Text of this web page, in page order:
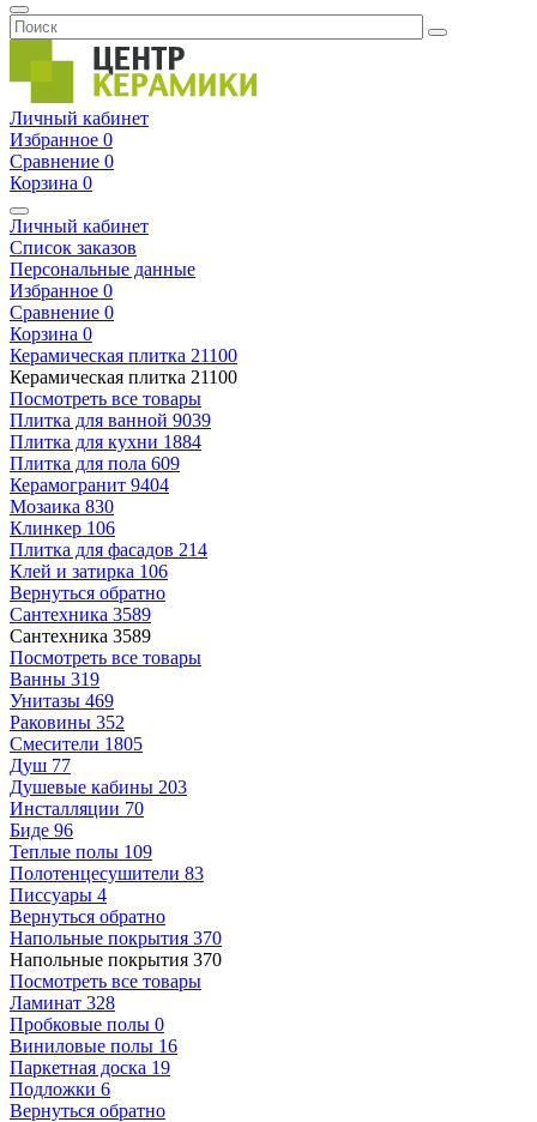
Личный кабинет
Избранное 0
Сравнение 0
Корзина 0
Личный кабинет
Список заказов
Персональные данные
Избранное 0
Сравнение 0
Корзина 0
Керамическая плитка 21100
Керамическая плитка 21100
Посмотреть все товары
Плитка для ванной 9039
Плитка для кухни 1884
Плитка для пола 609
Керамогранит 9404
Мозаика 830
Клинкер 106
Плитка для фасадов 214
Клей и затирка 106
Вернуться обратно
Сантехника 3589
Сантехника 3589
Посмотреть все товары
Ванны 319
Унитазы 469
Раковины 352
Смесители 1805
Душ 77
Душевые кабины 203
Инсталляции 70
Биде 96
Теплые полы 109
Полотенцесушители 83
Писсуары 4
Вернуться обратно
Напольные покрытия 370
Напольные покрытия 370
Посмотреть все товары
Ламинат 328
Пробковые полы 0
Виниловые полы 16
Паркетная доска 19
Подложки 6
Вернуться обратно